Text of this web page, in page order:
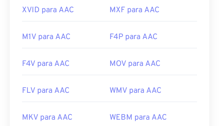
https://www.iso.org/standard/43345.html?
XVID para AAC MXF para AAC
M1V para AAC F4P para AAC
F4V para AAC MOV para AAC
FLV para AAC WMV para AAC
MKV para AAC WEBM para AAC